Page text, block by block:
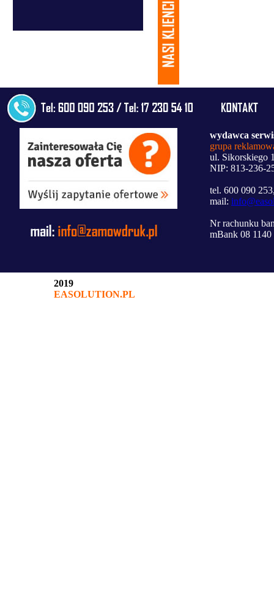
wydawca
grupa
ul. Sikorskiego
NIP: 813-236-
tel. 600 090
mail:
Nr rachunku
mBank 08
2019
EASOLUTION.PL